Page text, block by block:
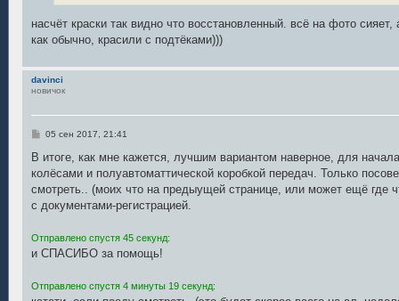
насчёт краски так видно что восстановленный. всё на фото
как обычно, красили с подтёками)))
davinci
новичок
С
о
щ
е
и
05 сен 2017, 21:41
В итоге, как мне кажется, лучшим вариантом наверное, для
колёсами и полуавтоматтической коробкой передач. Только
смотреть.. (моих что на предыущей странице, или может ещё где
с документами-регистрацией.
Отправлено спустя 45 секунд:
и СПАСИБО за помощь!
Отправлено спустя 4 минуты 19 секунд: